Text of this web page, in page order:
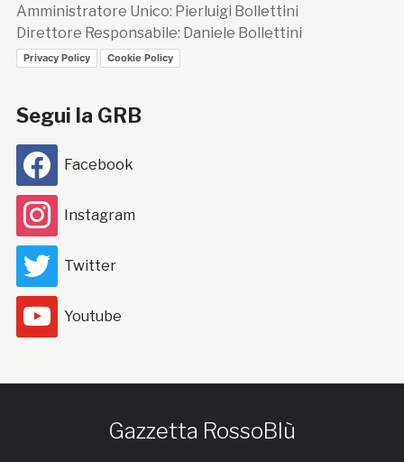
Amministratore Unico: Pierluigi Bollettini
Direttore Responsabile: Daniele Bollettini
Privacy Policy Cookie Policy
Segui la GRB
Facebook
Instagram
Twitter
Youtube
Gazzetta RossoBlù